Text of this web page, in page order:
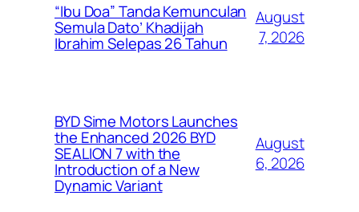
“Ibu Doa” Tanda Kemunculan
Semula Dato’ Khadijah
Ibrahim Selepas 26 Tahun
August
7, 2026
BYD Sime Motors Launches
the Enhanced 2026 BYD
SEALION 7 with the
Introduction of a New
Dynamic Variant
August
6, 2026